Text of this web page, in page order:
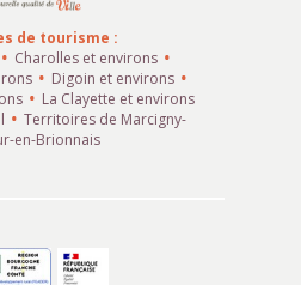
de tourisme :
Charolles et environs
Digoin et environs
La Clayette et environs
Territoires de Marcigny-
en-Brionnais